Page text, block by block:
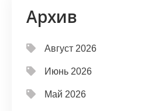
Архив
Август 2026
Июнь 2026
Май 2026